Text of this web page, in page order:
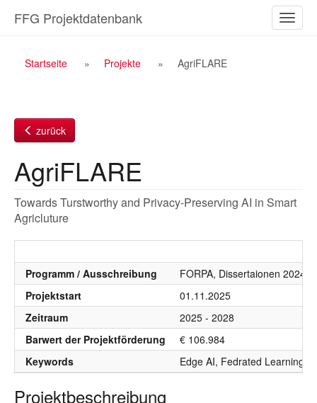
Inhalt
ein-/
FFG Projektdatenbank
Breadcrumb
Startseite Projekte AgriFLARE
zurück
AgriFLARE
Towards Turstworthy and Privacy-Preserving AI in Smart
Agricluture
Programm / Ausschreibung
FORPA, Dissertaionen 2024,
Projektstart
01.11.2025
Zeitraum
2025 - 2028
Barwert der Projektförderung
€ 106.984
Keywords
Edge AI, Fedrated Learning,
Projektbeschreibung